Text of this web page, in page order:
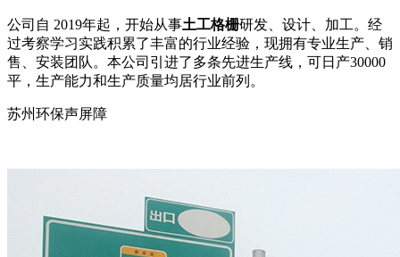
公司自 2019年起，开始从事土工格栅研发、设计、加工。经
过考察学习实践积累了丰富的行业经验，现拥有专业生产、销
售、安装团队。本公司引进了多条先进生产线，可日产30000
平，生产能力和生产质量均居行业前列。
苏州环保声屏障